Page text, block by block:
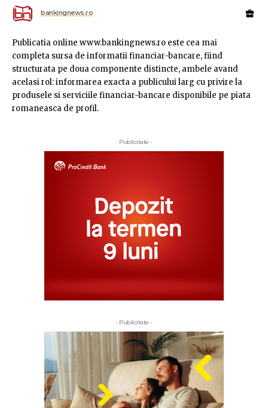
bankingnews.ro
Publicatia online www.bankingnews.ro este cea mai
completa sursa de informatii financiar-bancare, fiind
structurata pe doua componente distincte, ambele avand
acelasi rol: informarea exacta a publicului larg cu privire la
produsele si serviciile financiar-bancare disponibile pe piata
romaneasca de profil.
- Publicitate -
- Publicitate -